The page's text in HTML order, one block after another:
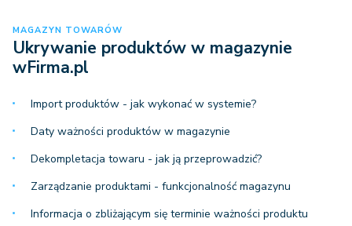
MAGAZYN TOWARÓW
Ukrywanie produktów w magazynie
wFirma.pl
Import produktów - jak wykonać w systemie?
Daty ważności produktów w magazynie
Dekompletacja towaru - jak ją przeprowadzić?
Zarządzanie produktami - funkcjonalność magazynu
Informacja o zbliżającym się terminie ważności produktu